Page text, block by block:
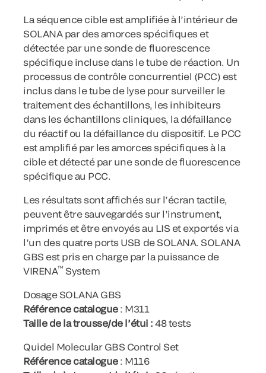
La séquence cible est amplifiée à l’intérieur de
SOLANA par des amorces spécifiques et
détectée par une sonde de fluorescence
spécifique incluse dans le tube de réaction. Un
processus de contrôle concurrentiel (PCC) est
inclus dans le tube de lyse pour surveiller le
traitement des échantillons, les inhibiteurs
dans les échantillons cliniques, la défaillance
du réactif ou la défaillance du dispositif. Le PCC
est amplifié par les amorces spécifiques à la
cible et détecté par une sonde de fluorescence
spécifique au PCC.
Les résultats sont affichés sur l’écran tactile,
peuvent être sauvegardés sur l’instrument,
imprimés et être envoyés au LIS et exportés via
l’un des quatre ports USB de SOLANA. SOLANA
GBS est pris en charge par la puissance de
VIRENA™ System
Dosage SOLANA GBS
Référence catalogue: M311
Taille de la trousse/de l’étui : 48 tests
Quidel Molecular GBS Control Set
Référence catalogue: M116